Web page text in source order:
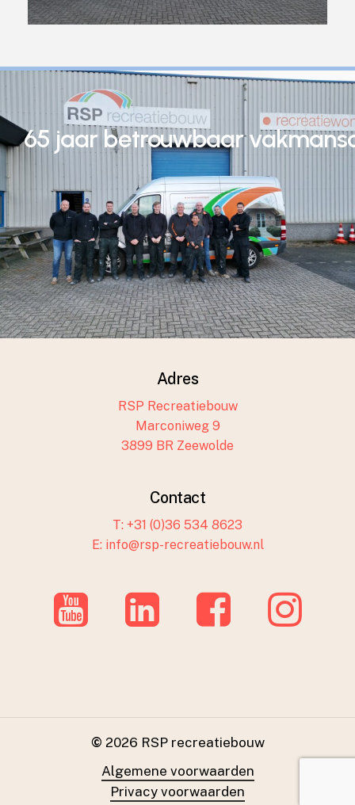
65 jaar betrouwbaar
Adres
RSP Recreatiebouw
Marconiweg 9
3899 BR Zeewolde
Contact
T: +31 (0)36 534 8623
E: info@rsp-recreatiebouw.nl
© 2026 RSP recreatiebouw
Algemene voorwaarden
Privacy voorwaarden